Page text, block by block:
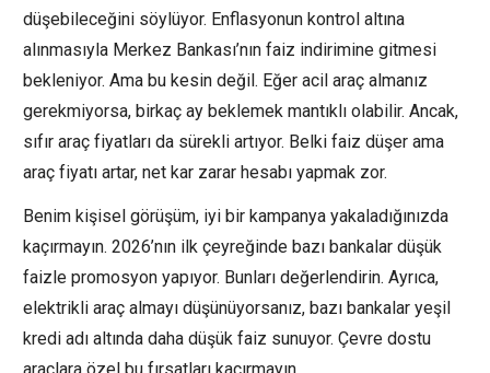
düşebileceğini söylüyor. Enflasyonun kontrol altına
alınmasıyla Merkez Bankası’nın faiz indirimine gitmesi
bekleniyor. Ama bu kesin değil. Eğer acil araç almanız
gerekmiyorsa, birkaç ay beklemek mantıklı olabilir. Ancak,
sıfır araç fiyatları da sürekli artıyor. Belki faiz düşer ama
araç fiyatı artar, net kar zarar hesabı yapmak zor.
Benim kişisel görüşüm, iyi bir kampanya yakaladığınızda
kaçırmayın. 2026’nın ilk çeyreğinde bazı bankalar düşük
faizle promosyon yapıyor. Bunları değerlendirin. Ayrıca,
elektrikli araç almayı düşünüyorsanız, bazı bankalar yeşil
kredi adı altında daha düşük faiz sunuyor. Çevre dostu